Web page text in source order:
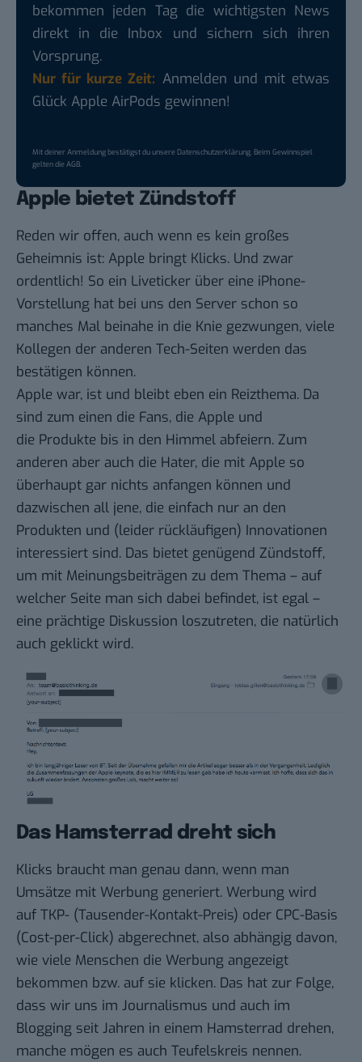
bekommen jeden Tag die wichtigsten News
direkt in die Inbox und sichern sich ihren
Vorsprung.
Nur für kurze Zeit: Anmelden und mit etwas
Glück Apple AirPods gewinnen!
Mit deiner Anmeldung bestätigst du unsereDatenschutzerklärung. Beim Gewinnspiel
gelten dieAGB.
Apple bietet Zündstoff
Reden wir offen, auch wenn es kein großes
Geheimnis ist: Apple bringt Klicks. Und zwar
ordentlich! So ein Liveticker über eine iPhone-
Vorstellung hat bei uns den Server schon so
manches Mal beinahe in die Knie gezwungen, viele
Kollegen der anderen Tech-Seiten werden das
bestätigen können.
Apple war, ist und bleibt eben ein Reizthema. Da
sind zum einen die Fans, die Apple und
die Produkte bis in den Himmel abfeiern. Zum
anderen aber auch die Hater, die mit Apple so
überhaupt gar nichts anfangen können und
dazwischen all jene, die einfach nur an den
Produkten und (leider rückläufigen) Innovationen
interessiert sind. Das bietet genügend Zündstoff,
um mit Meinungsbeiträgen zu dem Thema – auf
welcher Seite man sich dabei befindet, ist egal –
eine prächtige Diskussion loszutreten, die natürlich
auch geklickt wird.
Das Hamsterrad dreht sich
Klicks braucht man genau dann, wenn man
Umsätze mit Werbung generiert. Werbung wird
auf TKP- (Tausender-Kontakt-Preis) oder CPC-Basis
(Cost-per-Click) abgerechnet, also abhängig davon,
wie viele Menschen die Werbung angezeigt
bekommen bzw. auf sie klicken. Das hat zur Folge,
dass wir uns im Journalismus und auch im
Blogging seit Jahren in einem Hamsterrad drehen,
manche mögen es auch Teufelskreis nennen.